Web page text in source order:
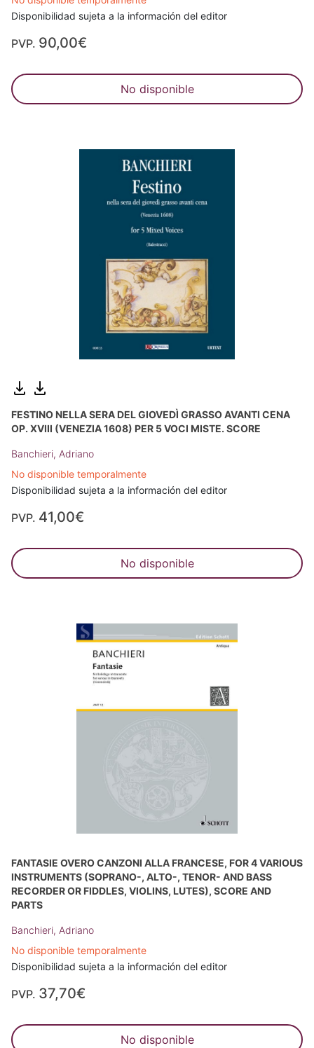
Disponibilidad sujeta a la información del editor
PVP. 90,00€
No disponible
FESTINO NELLA SERA DEL GIOVEDÌ GRASSO AVANTI CENA
OP. XVIII (VENEZIA 1608) PER 5 VOCI MISTE. SCORE
Banchieri, Adriano
No disponible temporalmente
Disponibilidad sujeta a la información del editor
PVP. 41,00€
No disponible
FANTASIE OVERO CANZONI ALLA FRANCESE, FOR 4 VARIOUS
INSTRUMENTS (SOPRANO-, ALTO-, TENOR- AND BASS
RECORDER OR FIDDLES, VIOLINS, LUTES), SCORE AND
PARTS
Banchieri, Adriano
No disponible temporalmente
Disponibilidad sujeta a la información del editor
PVP. 37,70€
No disponible